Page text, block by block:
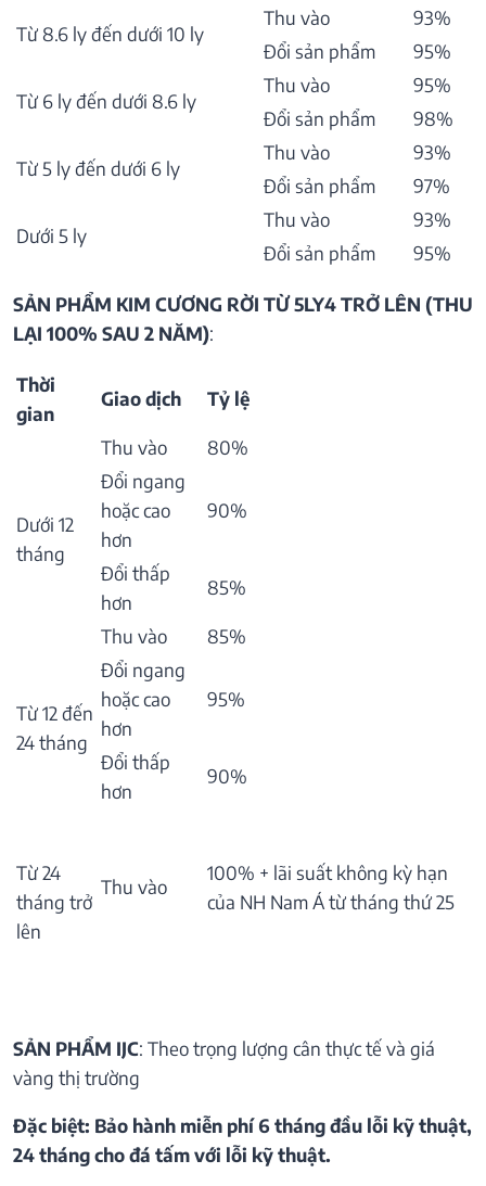
Từ 8.6 ly đến dưới 10 ly
Thu vào
93%
Đổi sản phẩm
95%
Từ 6 ly đến dưới 8.6 ly
Thu vào
95%
Đổi sản phẩm
98%
Từ 5 ly đến dưới 6 ly
Thu vào
93%
Đổi sản phẩm
97%
Dưới 5 ly
Thu vào
93%
Đổi sản phẩm
95%
SẢN PHẨM KIM CƯƠNG RỜI TỪ 5LY4 TRỞ LÊN (THU
LẠI 100% SAU 2 NĂM):
Thời
gian
Giao dịch Tỷ lệ
Dưới 12
tháng
Thu vào
80%
Đổi ngang
hoặc cao
hơn
90%
Đổi thấp
hơn
85%
Từ 12 đến
24 tháng
Thu vào
85%
Đổi ngang
hoặc cao
hơn
95%
Đổi thấp
hơn
90%
Từ 24
tháng trở
lên
Thu vào
100% + lãi suất không kỳ hạn
của NH Nam Á từ tháng thứ 25
SẢN PHẨM IJC: Theo trọng lượng cân thực tế và giá
vàng thị trường
Đặc biệt: Bảo hành miễn phí 6 tháng đầu lỗi kỹ thuật,
24 tháng cho đá tấm với lỗi kỹ thuật.